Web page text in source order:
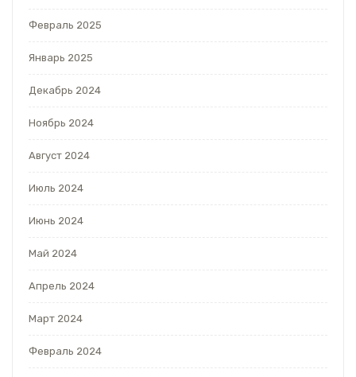
Февраль 2025
Январь 2025
Декабрь 2024
Ноябрь 2024
Август 2024
Июль 2024
Июнь 2024
Май 2024
Апрель 2024
Март 2024
Февраль 2024